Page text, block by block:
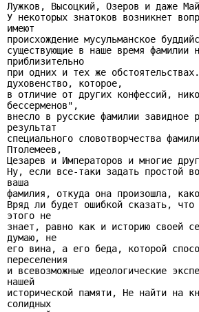
Лужков, Высоцкий, Озеров и даже
У некоторых знатоков возникнет
имеют
происхождение мусульманское
существующие в наше время фамилии
приблизительно
при одних и тех же
духовенство, которое,
в отличие от других конфессий,
бессерменов",
внесло в русские фамилии завидное
результат
специального словотворчества
Птолемеев,
Цезарев и Императоров и многие
Ну, если все-таки задать простой
ваша
фамилия, откуда она произошла,
Вряд ли будет ошибкой сказать, что
этого не
знает, равно как и историю своей
думаю, не
его вина, а его беда, которой
переселения
и всевозможные идеологические
нашей
исторической памяти, Не найти на
солидных